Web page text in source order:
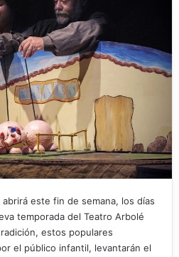
este fin de semana, los días
temporada del Teatro Arbolé
estos populares
el público infantil, levantarán el